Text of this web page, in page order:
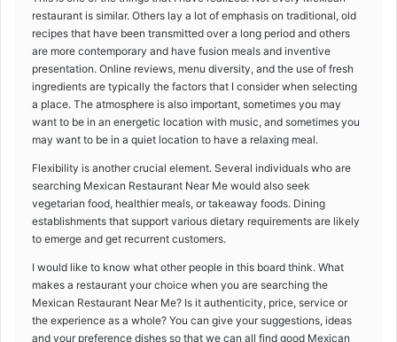
restaurant is similar. Others lay a lot of emphasis on traditional, old
recipes that have been transmitted over a long period and others
are more contemporary and have fusion meals and inventive
presentation. Online reviews, menu diversity, and the use of fresh
ingredients are typically the factors that I consider when selecting
a place. The atmosphere is also important, sometimes you may
want to be in an energetic location with music, and sometimes you
may want to be in a quiet location to have a relaxing meal.
Flexibility is another crucial element. Several individuals who are
searching Mexican Restaurant Near Me would also seek
vegetarian food, healthier meals, or takeaway foods. Dining
establishments that support various dietary requirements are likely
to emerge and get recurrent customers.
I would like to know what other people in this board think. What
makes a restaurant your choice when you are searching the
Mexican Restaurant Near Me? Is it authenticity, price, service or
the experience as a whole? You can give your suggestions, ideas
and your preference dishes so that we can all find good Mexican